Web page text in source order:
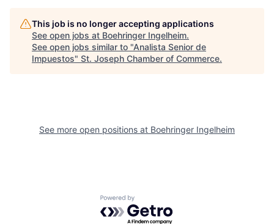
This job is no longer accepting applications
See open jobs at Boehringer Ingelheim.
See open jobs similar to "Analista Senior de
Impuestos" St. Joseph Chamber of Commerce.
See more open positions at Boehringer Ingelheim
Powered by Getro.com